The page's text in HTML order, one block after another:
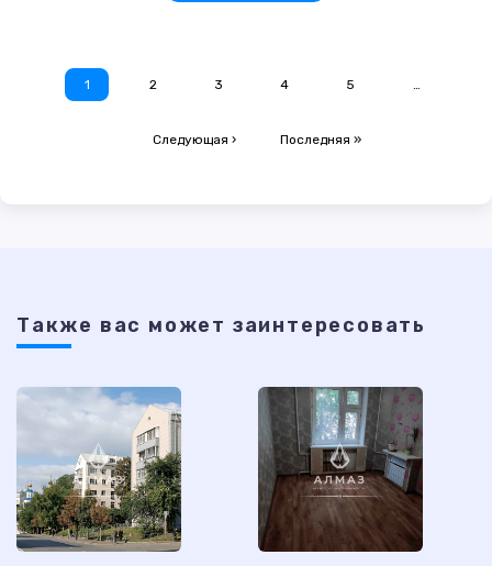
1 2 3 4 5 …
Следующая › Последняя »
Также ваc может заинтересовать